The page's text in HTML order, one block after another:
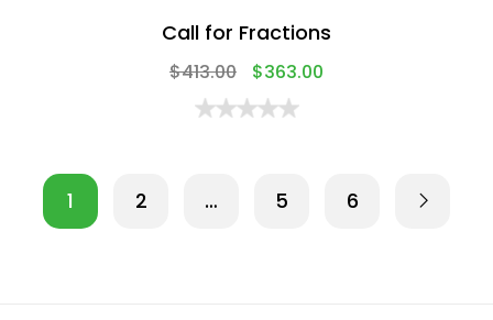
Call for Fractions
$413.00 $363.00
1 2 … 5 6